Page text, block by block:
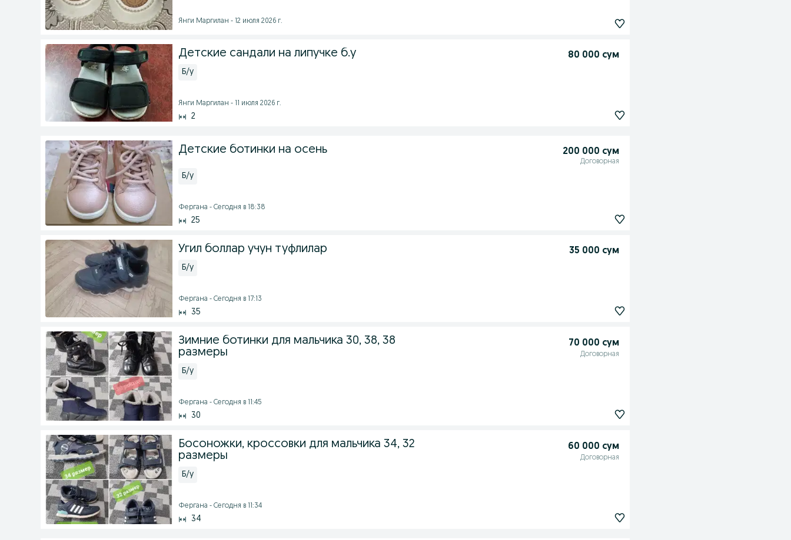
Янги Маргилан - 12 июля 2026 г.
Детские сандали на липучке б.у 80 000 сум
Б/у
Янги Маргилан - 11 июля 2026 г.
2
Детские ботинки на осень 200 000 сум
Договорная
Б/у
Фергана - Сегодня в 18:38
25
Угил боллар учун туфлилар 35 000 сум
Б/у
Фергана - Сегодня в 17:13
35
Зимние ботинки для мальчика 30, 38, 38
размеры
70 000 сум
Договорная
Б/у
Фергана - Сегодня в 11:45
30
Босоножки, кроссовки для мальчика 34, 32
размеры
60 000 сум
Договорная
Б/у
Фергана - Сегодня в 11:34
34